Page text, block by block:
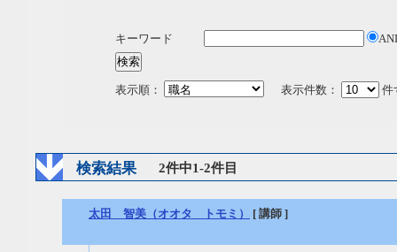
キーワード
表示順： 表示件数： 件
検索結果 2件中1-2件目
太田 智美（オオタ トモミ） [ 講師 ]